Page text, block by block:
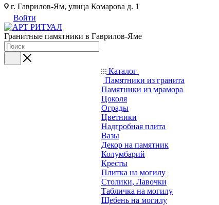
г. Гаврилов-Ям, улица Комарова д. 1
Войти
Гранитные памятники в Гаврилов-Яме
Каталог
Памятники из гранита
Памятники из мрамора
Цоколя
Ограды
Цветники
Надгробная плита
Вазы
Декор на памятник
Колумбарий
Кресты
Плитка на могилу
Столики, Лавочки
Табличка на могилу
Щебень на могилу